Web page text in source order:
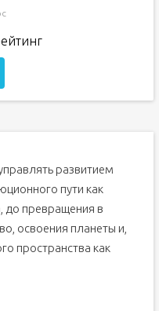
развитием
пути как
до превращения в
освоения планеты и,
пространства как